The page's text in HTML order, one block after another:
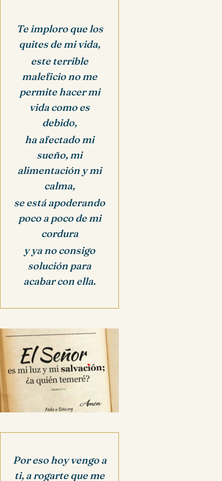
Te imploro que los
quites de mi vida,
este terrible
maleficio no me
permite hacer mi
vida como es
debido,
ha afectado mi
sueño, mi
alimentación y mi
calma,
se está apoderando
poco a poco de mi
cordura
y ya no consigo
solución para
acabar con ella.
Por eso hoy vengo a
ti, a rogarte que me